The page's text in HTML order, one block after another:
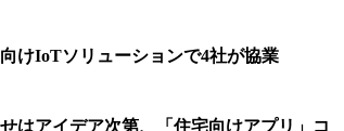
けIoTソリューションで4社が協業
はアイデア次第、「住宅向けアプリ」コ